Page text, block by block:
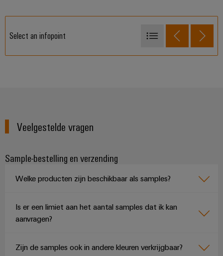
Select an infopoint
Sample-artikelen toevoegen aan je winkelmandje
Veelgestelde vragen
Sample-bestelling en verzending
Welke producten zijn beschikbaar als samples?
Is er een limiet aan het aantal samples dat ik kan
aanvragen?
Zijn de samples ook in andere kleuren verkrijgbaar?